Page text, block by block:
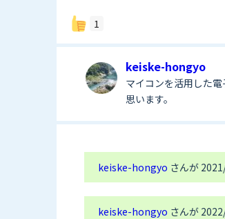
1
keiske-hongyo
マイコンを活用した
思います。
keiske-hongyo さんが
keiske-hongyo さんが